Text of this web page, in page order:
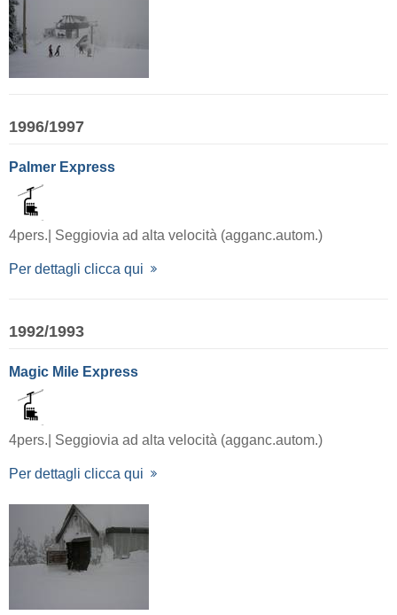
1996/1997
Palmer Express
4pers.| Seggiovia ad alta velocità (agganc.autom.)
Per dettagli clicca qui
1992/1993
Magic Mile Express
4pers.| Seggiovia ad alta velocità (agganc.autom.)
Per dettagli clicca qui